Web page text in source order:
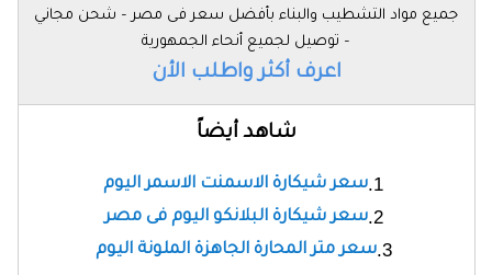
جميع مواد التشطيب والبناء بأفضل سعر فى مصر – شحن مجاني
– توصيل لجميع أنحاء الجمهورية
اعرف أكثر واطلب الأن
شاهد أيضاً
سعر شيكارة الاسمنت الاسمر اليوم
سعر شيكارة البلانكو اليوم فى مصر
سعر متر المحارة الجاهزة الملونة اليوم